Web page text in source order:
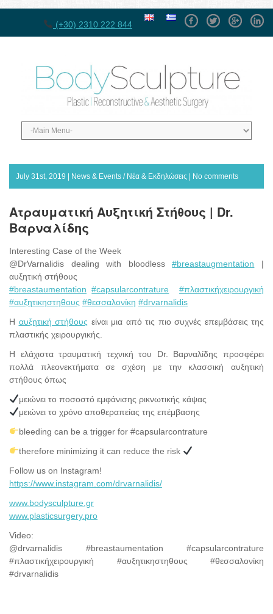
(+30) 2310 222 844
FacebookTwitterGPlus
July 31st, 2019 | News & Events / Νέα & Εκδηλώσεις | No comments
Ατραυματική Αυξητική Στήθους | Dr.
Βαρναλίδης
Interesting Case of the Week
@DrVarnalidis dealing with bloodless#breastaugmentation |
αυξητική στήθους
#breastaumentation #capsularcontrature
#πλαστικήχειρουργική
#αυξητικηστηθους #θεσσαλονίκη #drvarnalidis
Η αυξητική στήθους είναι μια από τις πιο συχνές επεμβάσεις της
πλαστικής χειρουργικής.
Η ελάχιστα τραυματική τεχνική του Dr. Βαρναλίδης προσφέρει
πολλά πλεονεκτήματα σε σχέση με την κλασσική αυξητική
στήθους όπως
μειώνει το ποσοστό εμφάνισης ρικνωτικής κάψας
μειώνει το χρόνο αποθεραπείας της επέμβασης
bleeding can be a trigger for #capsularcontrature
therefore minimizing it can reduce the risk
Follow us on Instagram!
https://www.instagram.com/drvarnalidis/
www.bodysculpture.gr
www.plasticsurgery.pro
Video:
@drvarnalidis #breastaumentation #capsularcontrature
#πλαστικήχειρουργική #αυξητικηστηθους #θεσσαλονίκη
#drvarnalidis